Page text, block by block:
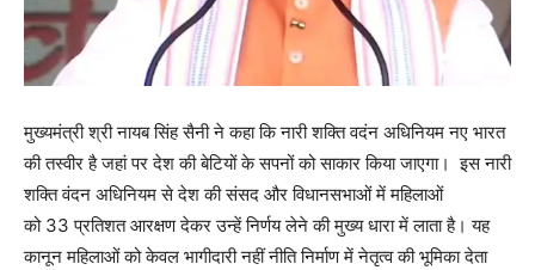
मुख्यमंत्री श्री नायब सिंह सैनी ने कहा कि नारी शक्ति वदंन अधिनियम नए भारत
की तस्वीर है जहां पर देश की बेटियों के सपनों को साकार किया जाएगा। इस नारी
शक्ति वंदन अधिनियम से देश की संसद और विधानसभाओं में महिलाओं
को 33 प्रतिशत आरक्षण देकर उन्हें निर्णय लेने की मुख्य धारा में लाता है। यह
कानून महिलाओं को केवल भागीदारी नहीं नीति निर्माण में नेतृत्व की भूमिका देता